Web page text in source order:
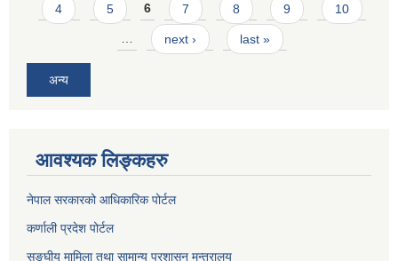
4 5 6 7 8 9 10
… next › last »
अन्य
आवश्यक लिङ्कहरु
नेपाल सरकारको आधिकारिक पोर्टल
कर्णाली प्रदेश पोर्टल
सङ्घीय मामिला तथा सामान्य प्रशासन मन्त्रालय